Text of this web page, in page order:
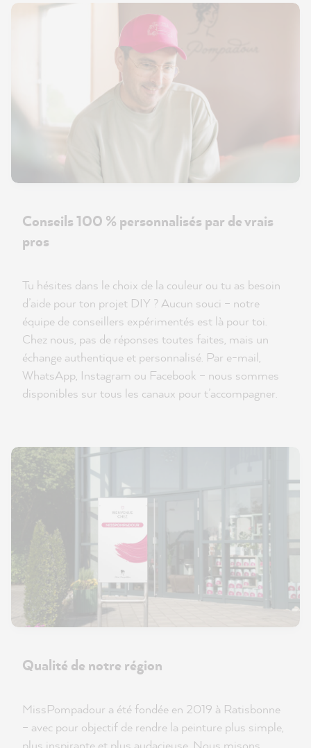
Conseils 100 % personnalisés par de vrais
pros
Tu hésites dans le choix de la couleur ou tu as besoin
d’aide pour ton projet DIY ? Aucun souci – notre
équipe de conseillers expérimentés est là pour toi.
Chez nous, pas de réponses toutes faites, mais un
échange authentique et personnalisé. Par e-mail,
WhatsApp, Instagram ou Facebook – nous sommes
disponibles sur tous les canaux pour t’accompagner.
Qualité de notre région
MissPompadour a été fondée en 2019 à Ratisbonne
– avec pour objectif de rendre la peinture plus simple,